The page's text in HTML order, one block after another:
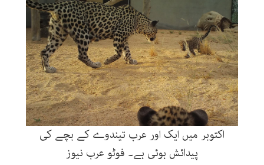
اکتوبر میں ایک اور عرب تیندوے کے بچے کی
پیدائش ہوئی ہے۔ فوٹو عرب نیوز